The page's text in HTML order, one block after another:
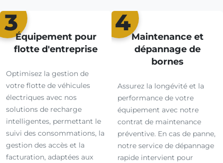
3
Équipement pour
flotte d'entreprise
Optimisez la gestion de
votre flotte de véhicules
électriques avec nos
solutions de recharge
intelligentes, permettant le
suivi des consommations, la
gestion des accès et la
facturation, adaptées aux
4
Maintenance et
dépannage de
bornes
Assurez la longévité et la
performance de votre
équipement avec notre
contrat de maintenance
préventive. En cas de panne,
notre service de dépannage
rapide intervient pour